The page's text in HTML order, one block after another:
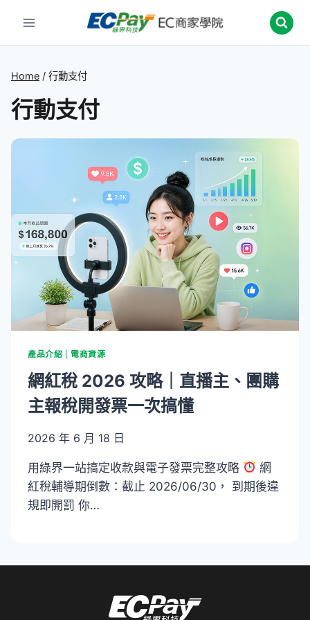
content
Home / 行動支付
行動支付
產品介紹 |電商資源
網紅稅 2026 攻略｜直播主、團購
主報稅開發票一次搞懂
2026 年 6 月 18 日
用綠界一站搞定收款與電子發票完整攻略
網
紅稅輔導期倒數：截止 2026/06/30， 到期後違
規即開罰 你…